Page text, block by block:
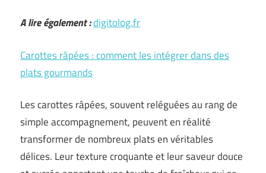
A lire également :digitolog.fr
Carottes râpées : comment les intégrer dans des
plats gourmands
Les carottes râpées, souvent reléguées au rang de
simple accompagnement, peuvent en réalité
transformer de nombreux plats en véritables
délices. Leur texture croquante et leur saveur douce